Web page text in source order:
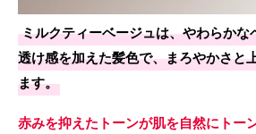
ミルクティーベージュは、やわらかな
透け感を加えた髪色で、まろやかさと
ます。
赤みを抑えたトーンが肌を自然にトー